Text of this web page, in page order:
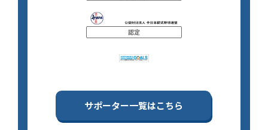
認定
サポーター一覧はこちら